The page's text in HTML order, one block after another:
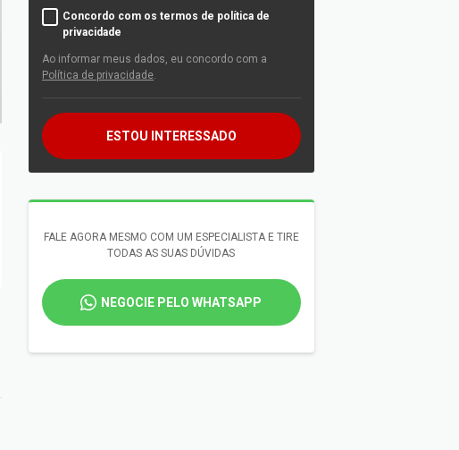
Concordo com os termos de política de
privacidade
Ao informar meus dados, eu concordo com a
Política de privacidade.
ESTOU INTERESSADO
FALE AGORA MESMO COM UM ESPECIALISTA E TIRE
TODAS AS SUAS DÚVIDAS
NEGOCIE PELO WHATSAPP